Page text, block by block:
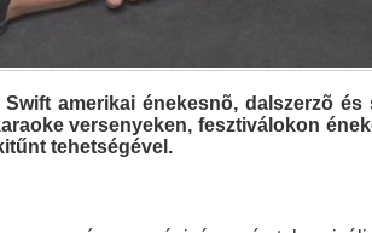
amerikai énekesnõ, dalszerzõ és
versenyeken, fesztiválokon
tehetségével.